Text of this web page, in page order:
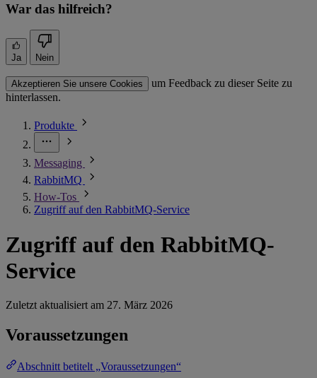
War das hilfreich?
Ja Nein
Akzeptieren Sie unsere Cookies
um Feedback zu dieser Seite zu
hinterlassen.
Produkte
Messaging
RabbitMQ
How-Tos
Zugriff auf den RabbitMQ-Service
Zugriff auf den RabbitMQ-
Service
Zuletzt aktualisiert am 27. März 2026
Voraussetzungen
Abschnitt betitelt „Voraussetzungen“